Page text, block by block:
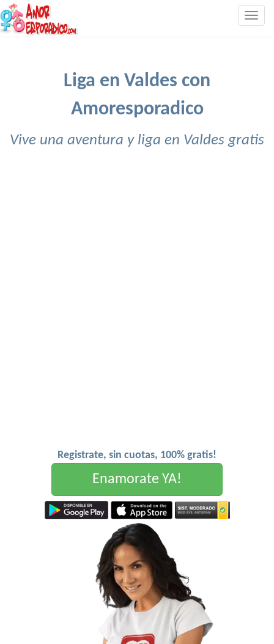
Liga en Valdes con
Amoresporadico
Vive una aventura y liga en Valdes gratis
Registrate, sin cuotas, 100% gratis!
Enamorate YA!